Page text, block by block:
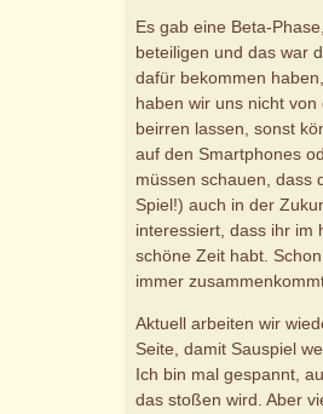
Es gab eine Beta-
beteiligen und das war
dafür bekommen
haben wir uns nicht von
beirren lassen, sonst
auf den Smartphones
müssen schauen, dass
Spiel!) auch in der
interessiert, dass ihr im
schöne Zeit habt.
immer
Aktuell arbeiten wir
Seite, damit Sauspiel
Ich bin mal gespannt,
das stoßen wird. Aber